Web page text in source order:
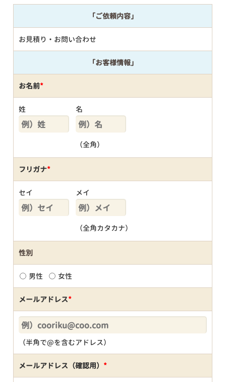
「ご依頼内容」
お見積り・お問い合わせ
「お客様情報」
お名前*
姓 名
（全角）
フリガナ*
セイ メイ
（全角カタカナ）
性別
男性 女性
メールアドレス*
（半角で@を含むアドレス）
メールアドレス（確認用） *